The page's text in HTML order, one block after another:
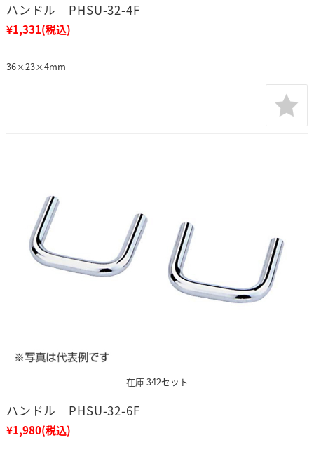
ハンドル PHSU-32-4F
¥1,331(税込)
36×23×4mm
在庫 342セット
ハンドル PHSU-32-6F
¥1,980(税込)